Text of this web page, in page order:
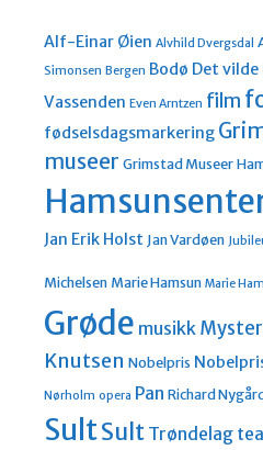
Alf-Einar Øien Alvhild Dvergsdal
Simonsen Bergen Bodø Det vilde
Vassenden Even Arntzen film
fødselsdagsmarkering
museer Grimstad Museer
Jan Erik Holst Jan Vardøen
Michelsen Marie Hamsun Marie
Grøde musikk
Knutsen Nobelpris
Nørholm opera Pan Richard Nygård
SultSult Trøndelag